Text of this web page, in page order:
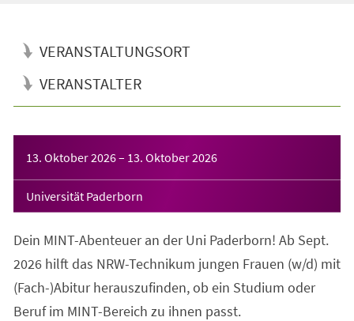
VERANSTALTUNGSORT
VERANSTALTER
13. Oktober 2026– 13. Oktober 2026
Universität Paderborn
Dein MINT-Abenteuer an der Uni Paderborn! Ab Sept.
2026 hilft das NRW-Technikum jungen Frauen (w/d) mit
(Fach-)Abitur herauszufinden, ob ein Studium oder
Beruf im MINT-Bereich zu ihnen passt.